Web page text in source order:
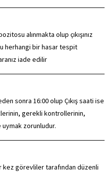
alınmakta olup çıkışınız
herhangi bir hasar tespit
iade edilir
sonra 16:00 olup Çıkış saati ise
gerekli kontrollerinin,
zorunludur.
kez görevliler tarafından düzenli